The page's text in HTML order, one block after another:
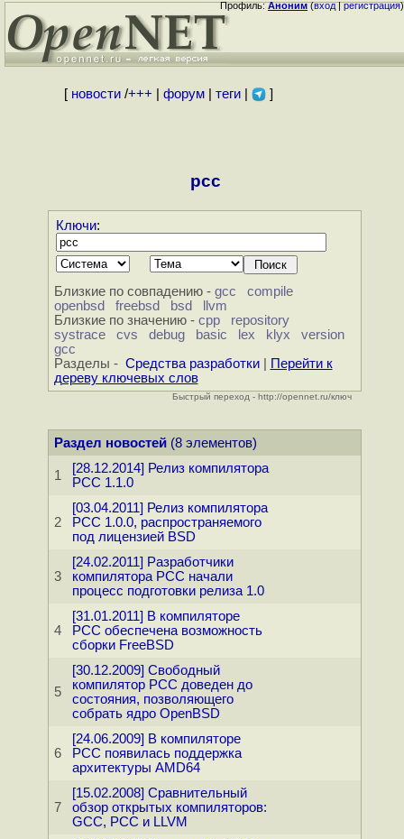
Профиль:Аноним(вход|регистрация)
[ новости/+++ форум| теги| ]
pcc
Ключи:
Близкие по совпадению - gcc
compile
openbsd
freebsd bsd
llvm
Близкие по значению - cpp
repository
systrace
cvs debug basic lex klyx
version
gcc
Разделы - Средства разработки|
Перейти к
дереву ключевых слов
Быстрый переход - http://opennet.ru/ключ
Раздел новостей(8 элементов)
1
[28.12.2014] Релиз компилятора
PCC 1.1.0
2
[03.04.2011] Релиз компилятора
PCC 1.0.0, распространяемого
под лицензией BSD
3
[24.02.2011] Разработчики
компилятора PCC начали
процесс подготовки релиза 1.0
4
[31.01.2011] В компиляторе
PCC обеспечена возможность
сборки FreeBSD
5
[30.12.2009] Свободный
компилятор PCC доведен до
состояния, позволяющего
собрать ядро OpenBSD
6
[24.06.2009] В компиляторе
PCC появилась поддержка
архитектуры AMD64
7
[15.02.2008] Сравнительный
обзор открытых компиляторов:
GCC, PCC и LLVM